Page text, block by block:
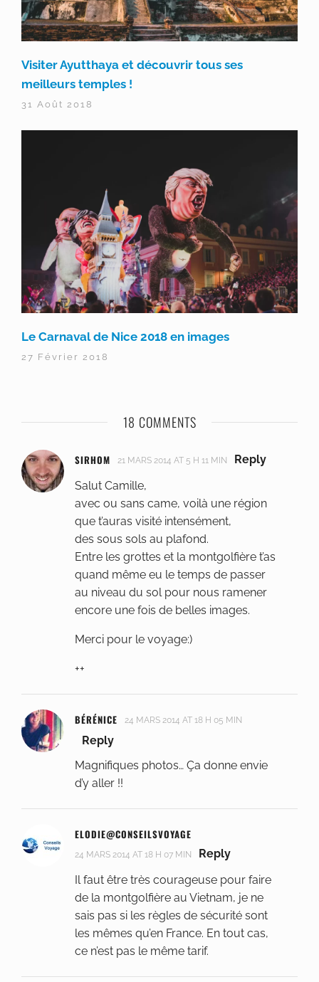
Visiter Ayutthaya et découvrir tous ses
meilleurs temples !
31 Août 2018
Le Carnaval de Nice 2018 en images
27 Février 2018
18 COMMENTS
SIRHOM 21 MARS 2014 AT 5 H 11 MIN
Reply
Salut Camille,
avec ou sans came, voilà une région
que t’auras visité intensément,
des sous sols au plafond.
Entre les grottes et la montgolfière t’as
quand même eu le temps de passer
au niveau du sol pour nous ramener
encore une fois de belles images.
Merci pour le voyage:)
++
BÉRÉNICE 24 MARS 2014 AT 18 H 05 MIN
Reply
Magnifiques photos… Ça donne envie
d’y aller !!
ELODIE@CONSEILSVOYAGE
24 MARS 2014 AT 18 H 07 MIN
Reply
Il faut être très courageuse pour faire
de la montgolfière au Vietnam, je ne
sais pas si les règles de sécurité sont
les mêmes qu’en France. En tout cas,
ce n’est pas le même tarif.